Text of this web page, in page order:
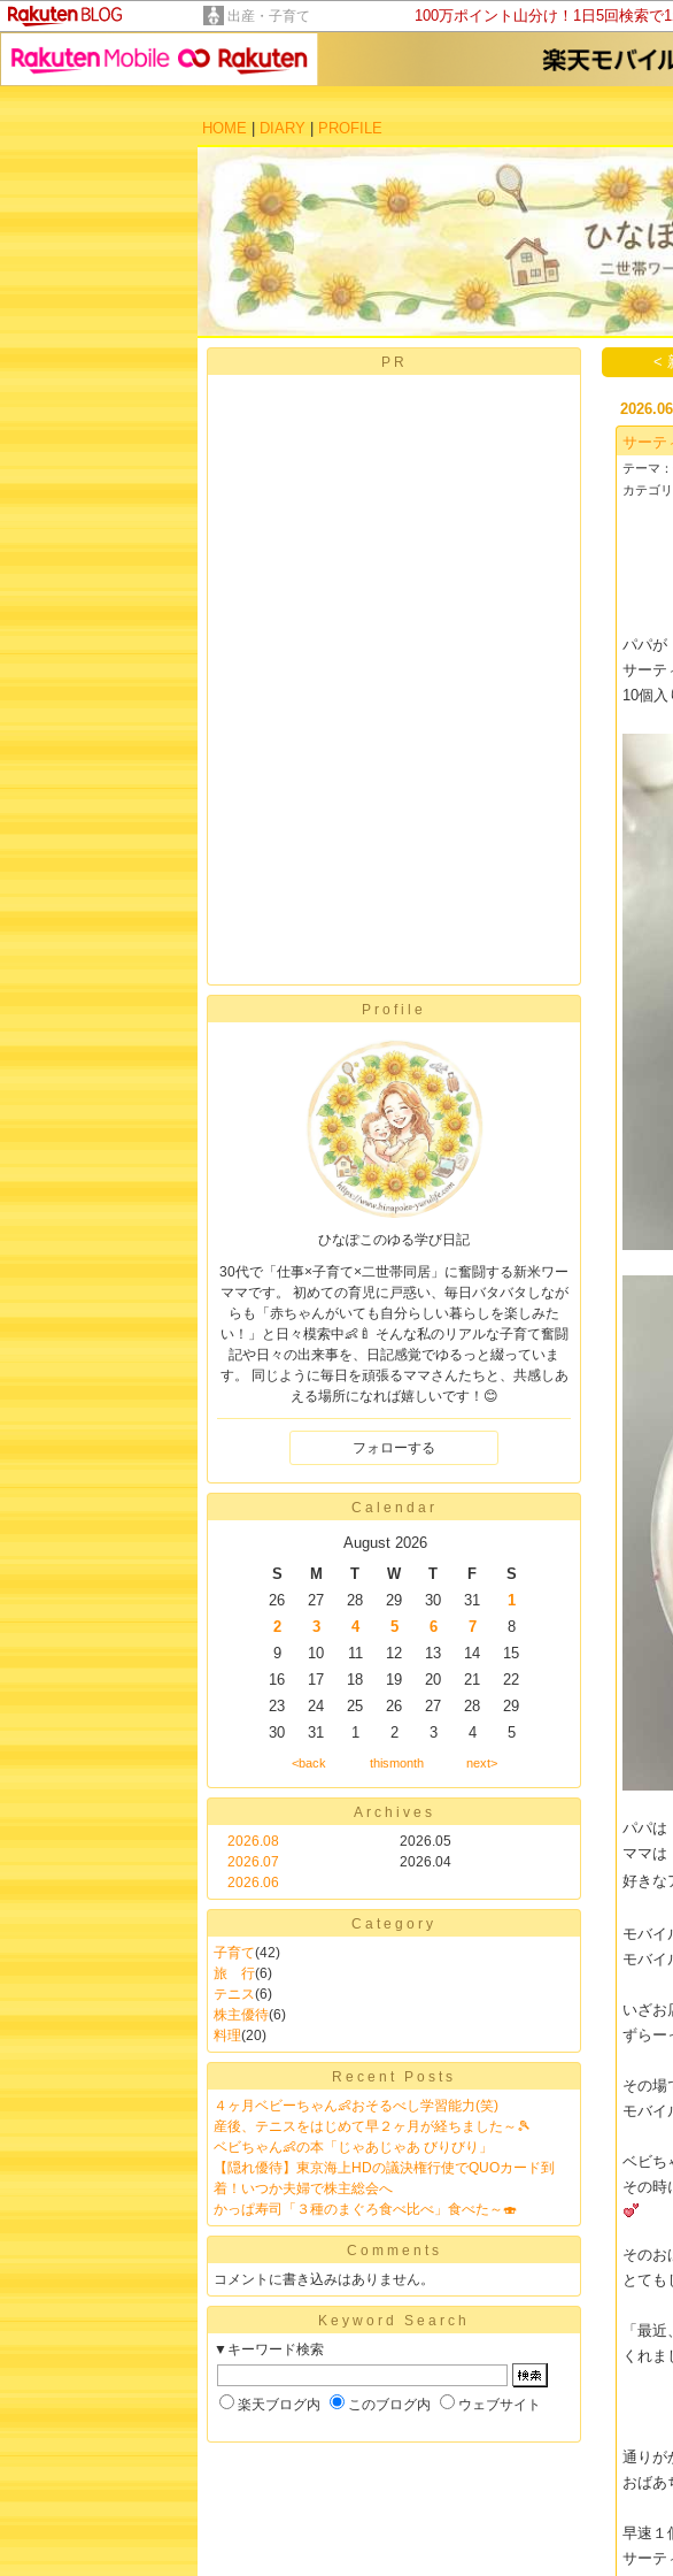
出産・子育て 100万ポイント山分け！1日5回検索で
HOME
DIARY PROFILE
PR
Profile
ひなぽこのゆる学び日記
30代で「仕事×子育て×二世帯同居」に奮闘する新米ワー
ママです。 初めての育児に戸惑い、毎日バタバタしなが
らも「赤ちゃんがいても自分らしい暮らしを楽しみた
い！」と日々模索中👶🍼 そんな私のリアルな子育て奮闘
記や日々の出来事を、日記感覚でゆるっと綴っていま
す。 同じように毎日を頑張るママさんたちと、共感しあ
える場所になれば嬉しいです！😊
フォローする
Calendar
August 2026
S
M T W T F
S
26
27 28 29 30 31
1
2
3 4 5 6 7
8
9
10 11 12 13 14
15
16
17 18 19 20 21
22
23
24 25 26 27 28
29
30
31 1 2 3 4 5
<back thismonth next>
Archives
2026.08
2026.07
2026.06
2026.05
2026.04
Category
子育て(42)
旅 行(6)
テニス(6)
株主優待(6)
料理(20)
Recent Posts
４ヶ月ベビーちゃん👶おそるべし学習能力(笑)
産後、テニスをはじめて早２ヶ月が経ちました～🎾
ベビちゃん👶の本「じゃあじゃあ びりびり」
【隠れ優待】東京海上HDの議決権行使でQUOカード到
着！いつか夫婦で株主総会へ
かっぱ寿司「３種のまぐろ食べ比べ」食べた～🍣
Comments
コメントに書き込みはありません。
Keyword Search
▼キーワード検索
楽天ブログ内 このブログ内 ウェブサイト
<
サーテ
テーマ：
カテゴ
パパが
サーテ
10個入
パパは
ママは
好きな
モバイ
モバイ
いざお
ずらー
その場
モバイ
ベビち
その時
そのお
とても
「最
くれま
通りが
おばあ
早速１
サーテ